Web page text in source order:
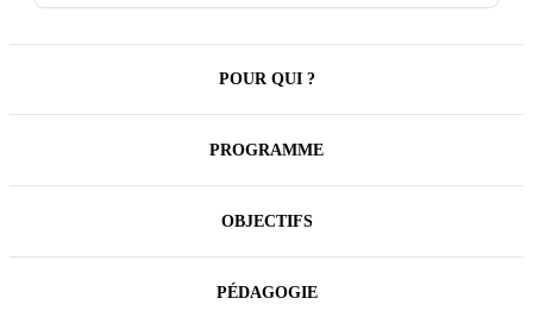
Le format atelier permet aux participants, à partir de
construire entre pairs une vision opérationnelle de la
POUR QUI ?
PROGRAMME
OBJECTIFS
PÉDAGOGIE